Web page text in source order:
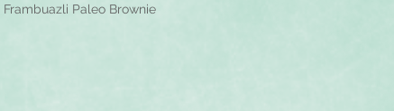
Frambuazli Paleo Brownie